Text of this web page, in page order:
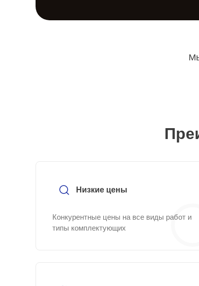
Низкие цены
Конкурентные цены на все виды работ и
типы комплектующих